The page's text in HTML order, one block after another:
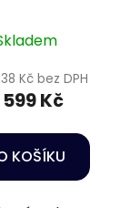
Kč bez DPH
599 Kč
KOŠÍKU